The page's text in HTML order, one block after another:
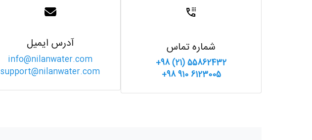
شماره تماس
+98 (21) 55862432
+98 910 6123005
آدرس ایمیل
info@nilanwater.com
support@nilanwater.com